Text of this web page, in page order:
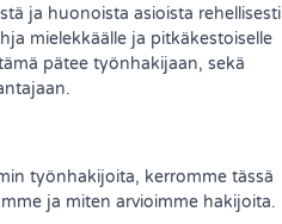
ja huonoista asioista rehellisesti
mielekkäälle ja pitkäkestoiselle
pätee työnhakijaan, sekä
työnhakijoita, kerromme tässä
ja miten arvioimme hakijoita.